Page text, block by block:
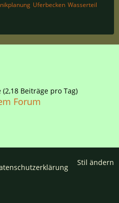
Uferbecken Wasserteil
(2,18 Beiträge pro Tag)
Forum
Stil ändern